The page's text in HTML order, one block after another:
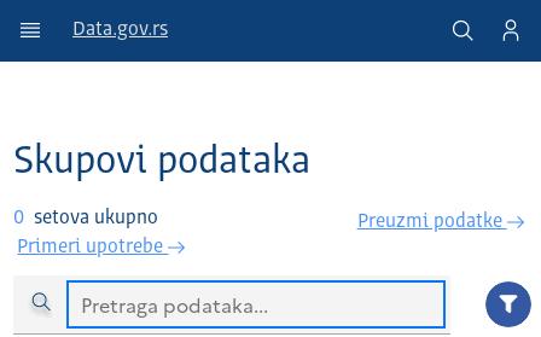
Data.gov.rs
Skupovi podataka
0 setova ukupno
Primeri upotrebe
Preuzmi podatke